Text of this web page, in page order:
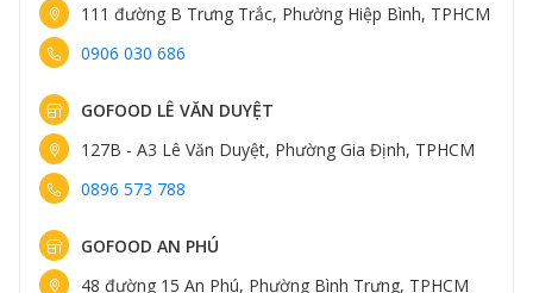
111 đường B Trưng Trắc, Phường Hiệp Bình, TPHCM
0906 030 686
GOFOOD LÊ VĂN DUYỆT
127B - A3 Lê Văn Duyệt, Phường Gia Định, TPHCM
0896 573 788
GOFOOD AN PHÚ
48 đường 15 An Phú, Phường Bình Trưng, TPHCM